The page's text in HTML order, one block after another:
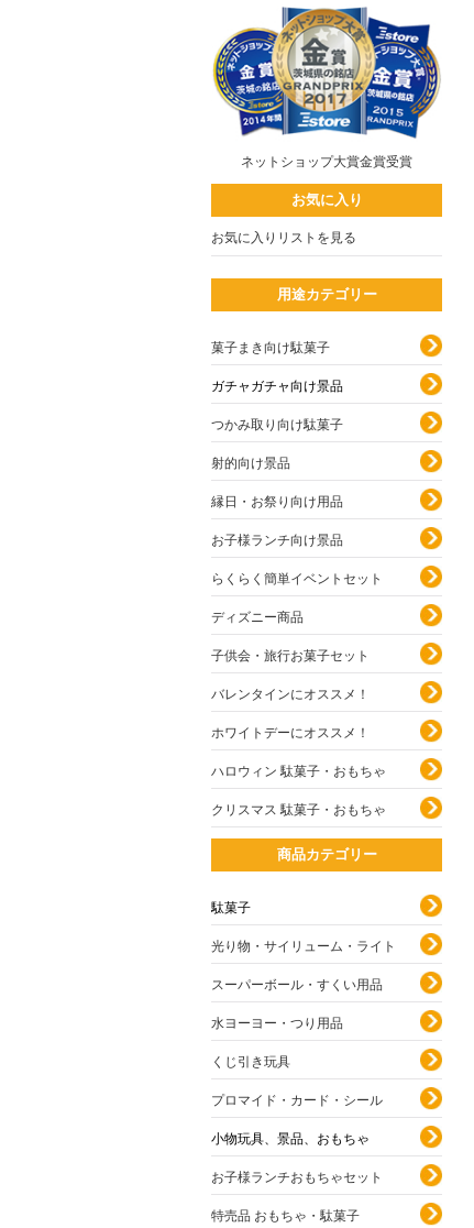
ネットショップ大賞金賞受賞
お気に入り
お気に入りリストを見る
用途カテゴリー
菓子まき向け駄菓子
ガチャガチャ向け景品
つかみ取り向け駄菓子
射的向け景品
縁日・お祭り向け用品
お子様ランチ向け景品
らくらく簡単イベントセット
ディズニー商品
子供会・旅行お菓子セット
バレンタインにオススメ！
ホワイトデーにオススメ！
ハロウィン 駄菓子・おもちゃ
クリスマス 駄菓子・おもちゃ
商品カテゴリー
駄菓子
光り物・サイリューム・ライト
スーパーボール・すくい用品
水ヨーヨー・つり用品
くじ引き玩具
プロマイド・カード・シール
小物玩具、景品、おもちゃ
お子様ランチおもちゃセット
特売品 おもちゃ・駄菓子